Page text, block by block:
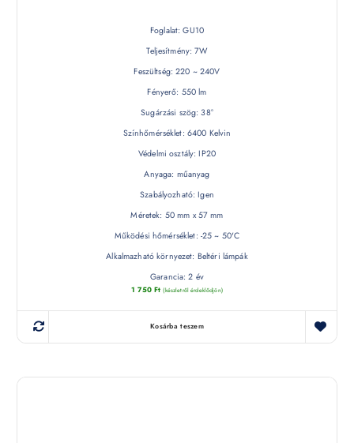
Foglalat: GU10
Teljesítmény: 7W
Feszültség: 220 ~ 240V
Fényerő: 550 lm
Sugárzási szög: 38°
Színhőmérséklet: 6400 Kelvin
Védelmi osztály: IP20
Anyaga: műanyag
Szabályozható: Igen
Méretek: 50 mm x 57 mm
Működési hőmérséklet: -25 ~ 50'C
Alkalmazható környezet: Beltéri lámpák
Garancia: 2 év
1 750 Ft (készletről érdeklődjön)
Kosárba teszem